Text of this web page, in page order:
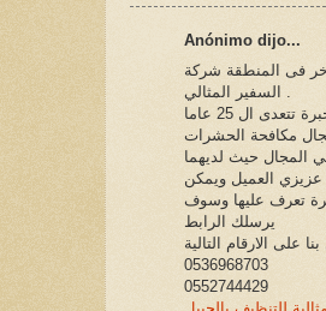
Anónimo dijo...
فى المنطقة شركة
المجال حيث لديهما
العميل ويمكن
تعرف عليها وسوف
يرسلك الرابط
0536968703
0552744429